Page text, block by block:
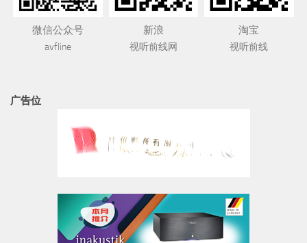
微信公众号
avfline
新浪
视听前线网
淘宝
视听前线
广告位